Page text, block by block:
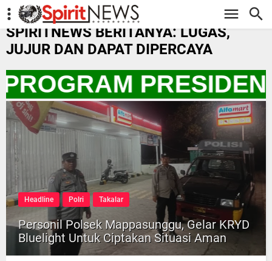
-->
SPIRITNEWS BERITANYA: LUGAS,
JUJUR DAN DAPAT DIPERCAYA
Headline Polri Takalar
Personil Polsek Mappasunggu, Gelar KRYD
Bluelight Untuk Ciptakan Situasi Aman